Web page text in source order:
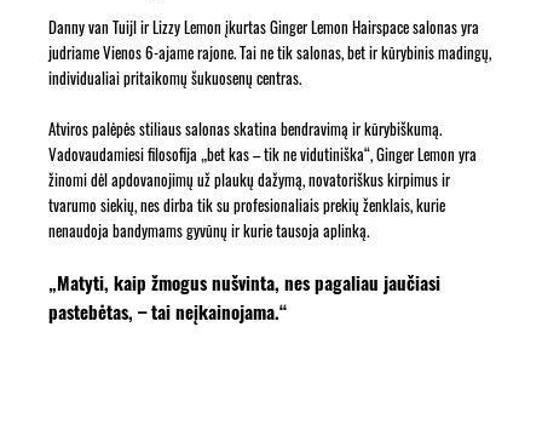
Danny van Tuijl ir Lizzy Lemon įkurtas Ginger Lemon Hairspace salonas yra
judriame Vienos 6-ajame rajone. Tai ne tik salonas, bet ir kūrybinis madingų,
individualiai pritaikomų šukuosenų centras.
Atviros palėpės stiliaus salonas skatina bendravimą ir kūrybiškumą.
Vadovaudamiesi filosofija „bet kas – tik ne vidutiniška“, Ginger Lemon yra
žinomi dėl apdovanojimų už plaukų dažymą, novatoriškus kirpimus ir
tvarumo siekių, nes dirba tik su profesionaliais prekių ženklais, kurie
nenaudoja bandymams gyvūnų ir kurie tausoja aplinką.
„Matyti, kaip žmogus nušvinta, nes pagaliau jaučiasi
pastebėtas, – tai neįkainojama.“